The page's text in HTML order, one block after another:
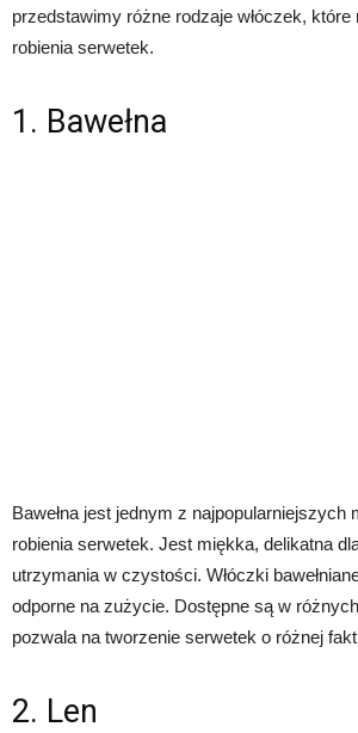
przedstawimy różne rodzaje włóczek,
robienia serwetek.
1. Bawełna
Bawełna jest jednym z najpopularniejszych
robienia serwetek. Jest miękka, delikatna
utrzymania w czystości. Włóczki
odporne na zużycie. Dostępne są w
pozwala na tworzenie serwetek o różnej
2. Len